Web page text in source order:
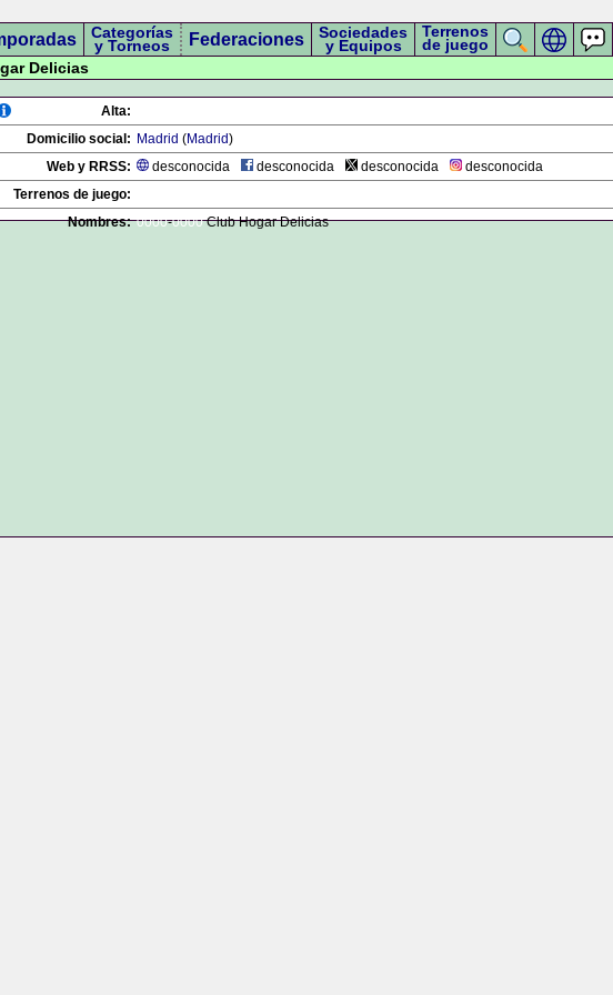
Categorías
y Torneos Federaciones Sociedades
y Equipos
Terrenos
de juego
Delicias
Alta:
Domicilio social: Madrid (Madrid)
Web y RRSS:
desconocida desconocida desconocida
desconocida
Terrenos de juego:
Nombres: 0000-0000Club Hogar Delicias